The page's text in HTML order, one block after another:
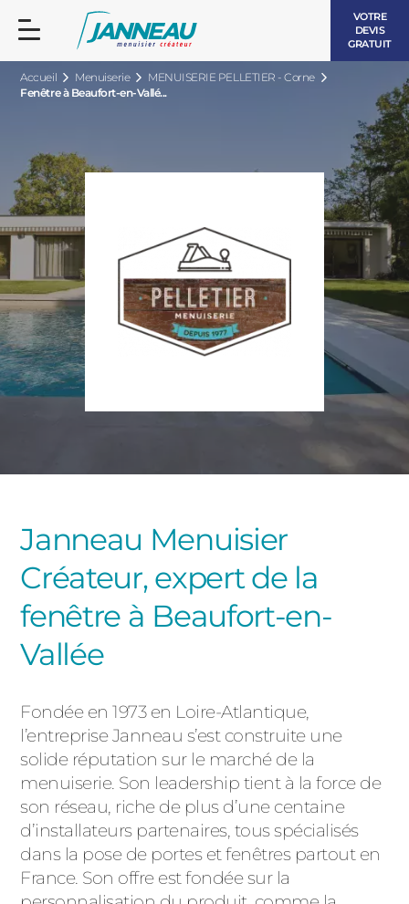
VOTRE
DEVIS
GRATUIT
Accueil Menuiserie
MENUISERIE PELLETIER - Corne
Fenêtre à Beaufort-en-Vallé...
Janneau Menuisier
Créateur, expert de la
fenêtre à Beaufort-en-
Vallée
Fondée en 1973 en Loire-Atlantique,
l’entreprise Janneau s’est construite une
solide réputation sur le marché de la
menuiserie. Son leadership tient à la force de
son réseau, riche de plus d’une centaine
d’installateurs partenaires, tous spécialisés
dans la pose de portes et fenêtres partout en
France. Son offre est fondée sur la
FENÊTRES ET PORTES-FENÊTRES
BOIS
ACIER
BAIES VITRÉES
PORTES D’ENTRÉE
LES CONTEMPORAINES
LES INTEMPORELLES
LES LUMINEUSES
VOLETS ROULANTS
PERGOLAS
CARPORTS